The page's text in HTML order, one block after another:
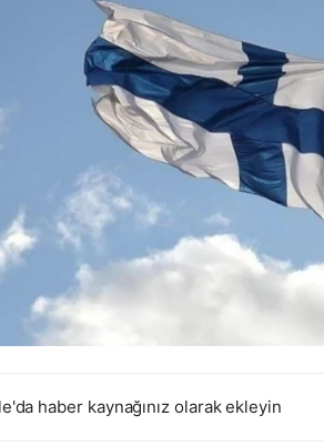
haber kaynağınız olarak ekleyin